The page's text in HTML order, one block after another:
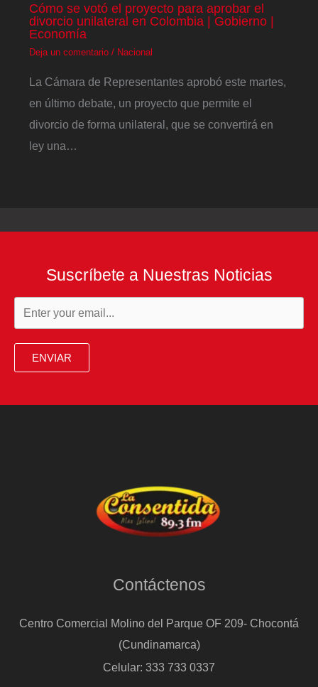
Cómo se votó el proyecto para aprobar el
divorcio unilateral en Colombia | Gobierno |
Economía
Deja un comentario / Nacional
La Cámara de Representantes aprobó este martes,
en último debate, un proyecto que permite el
divorcio de forma unilateral, que se convertirá en
ley una…
Suscríbete a Nuestras Noticias
ENVIAR
Contáctenos
Centro Comercial Molino del Parque OF 209- Chocontá
(Cundinamarca)
Celular: 333 733 0337